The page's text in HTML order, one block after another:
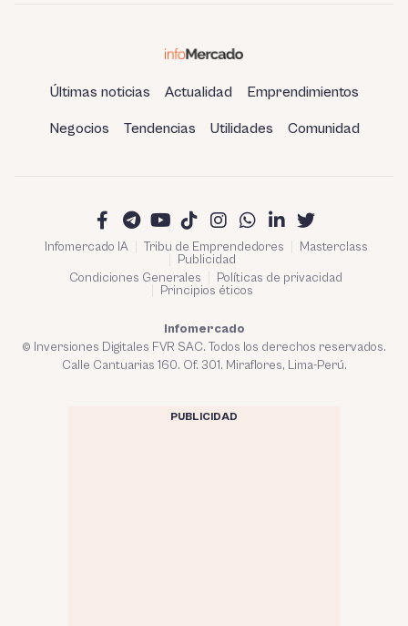
Últimas noticias Actualidad Emprendimientos
Negocios Tendencias Utilidades Comunidad
Infomercado IA Tribu de Emprendedores
Masterclass
Publicidad
Condiciones Generales
Políticas de privacidad
Principios éticos
Infomercado
© Inversiones Digitales FVR SAC. Todos los derechos reservados.
Calle Cantuarias 160. Of. 301. Miraflores, Lima-Perú.
PUBLICIDAD